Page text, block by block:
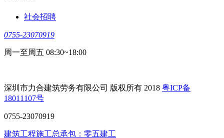
社会招聘
0755-23070919
周一至周五 08:30~18:00
深圳市力合建筑劳务有限公司 版权所有 2018 粤ICP备
18011107号
0755-23070919
建筑工程施工总承包：零五建工